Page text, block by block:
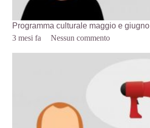
Programma culturale maggio e giugno
3 mesi fa
Nessun commento